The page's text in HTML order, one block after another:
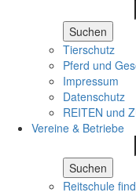
Suchen
Tierschutz
Pferd und
Impressum
Datenschutz
REITEN und
Vereine & Betriebe
Suchen
Reitschule